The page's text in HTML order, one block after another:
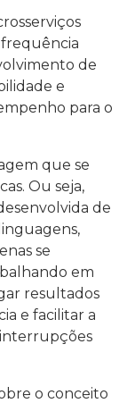
frequência
de
e
para o
que se
Ou seja,
de
se
em
resultados
e facilitar a
interrupções
o conceito